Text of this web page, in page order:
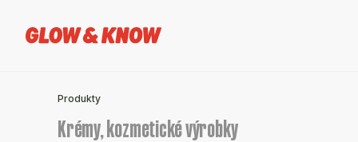
Produkty
Krémy, kozmetické výrobky